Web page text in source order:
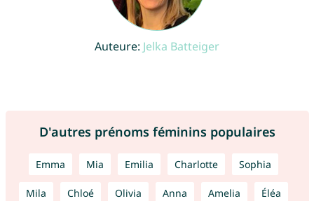
Auteure: Jelka Batteiger
D'autres prénoms féminins populaires
Emma Mia Emilia Charlotte Sophia
Mila Chloé Olivia Anna Amelia Éléa